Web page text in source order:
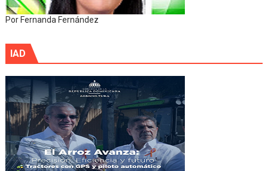
Por Fernanda Fernández
IAD